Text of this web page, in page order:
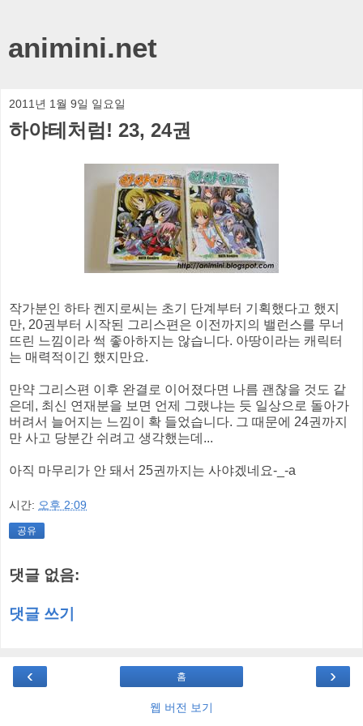
animini.net
2011년 1월 9일 일요일
하야테처럼! 23, 24권
작가분인 하타 켄지로씨는 초기 단계부터 기획했다고 했지
만, 20권부터 시작된 그리스편은 이전까지의 밸런스를 무너
뜨린 느낌이라 썩 좋아하지는 않습니다. 아땅이라는 캐릭터
는 매력적이긴 했지만요.
만약 그리스편 이후 완결로 이어졌다면 나름 괜찮을 것도 같
은데, 최신 연재분을 보면 언제 그랬냐는 듯 일상으로 돌아가
버려서 늘어지는 느낌이 확 들었습니다. 그 때문에 24권까지
만 사고 당분간 쉬려고 생각했는데...
아직 마무리가 안 돼서 25권까지는 사야겠네요-_-a
시간: 오후 2:09
공유
댓글 없음:
댓글 쓰기
‹ ›
홈
웹 버전 보기